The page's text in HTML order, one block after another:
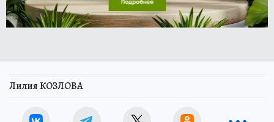
Лилия КОЗЛОВА